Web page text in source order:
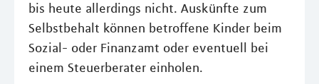
bis heute allerdings nicht. Auskünfte zum
Selbstbehalt können betroffene Kinder beim
Sozial- oder Finanzamt oder eventuell bei
einem Steuerberater einholen.